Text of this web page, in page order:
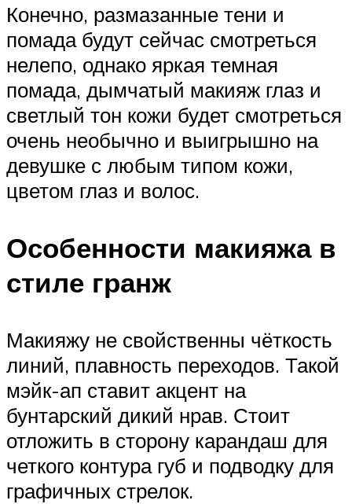
Конечно, размазанные тени и
помада будут сейчас смотреться
нелепо, однако яркая темная
помада, дымчатый макияж глаз и
светлый тон кожи будет смотреться
очень необычно и выигрышно на
девушке с любым типом кожи,
цветом глаз и волос.
Особенности макияжа в
стиле гранж
Макияжу не свойственны чёткость
линий, плавность переходов. Такой
мэйк-ап ставит акцент на
бунтарский дикий нрав. Стоит
отложить в сторону карандаш для
четкого контура губ и подводку для
графичных стрелок.